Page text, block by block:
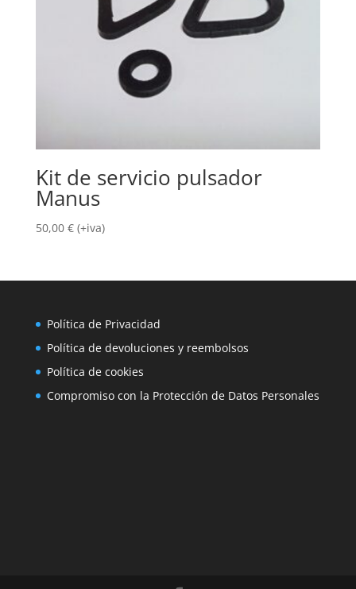
Kit de servicio pulsador
Manus
50,00 € (+iva)
Política de Privacidad
Política de devoluciones y reembolsos
Política de cookies
Compromiso con la Protección de Datos Personales